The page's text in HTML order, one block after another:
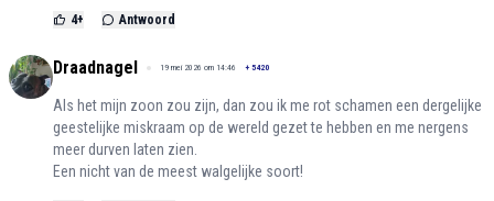
4+ Antwoord
Draadnagel 19 mei 2026 om 14:46 + 5420
Als het mijn zoon zou zijn, dan zou ik me rot schamen een dergelijke
geestelijke miskraam op de wereld gezet te hebben en me nergens
meer durven laten zien.
Een nicht van de meest walgelijke soort!